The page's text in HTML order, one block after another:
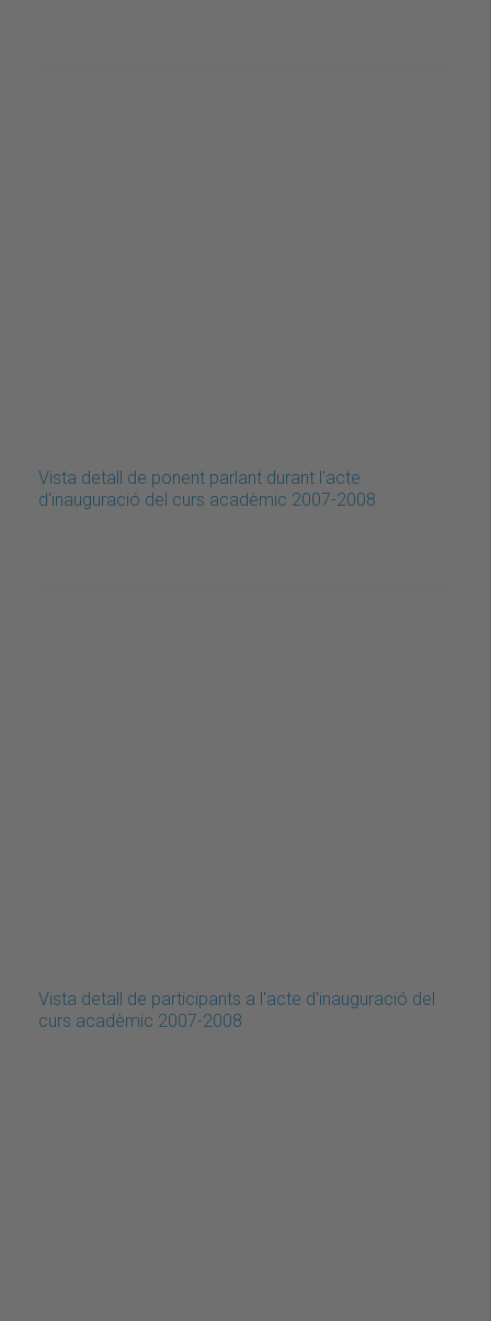
Vista detall de ponent parlant durant l'acte
d'inauguració del curs acadèmic 2007-2008
Vista detall de participants a l'acte d'inauguració del
curs acadèmic 2007-2008